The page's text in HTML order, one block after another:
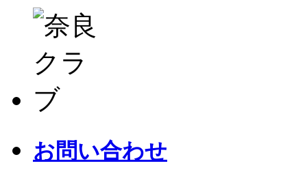
お問い合わせ